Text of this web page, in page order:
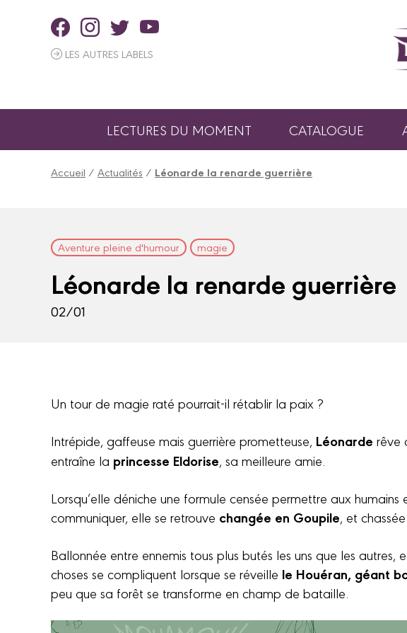
LES AUTRES LABELS
LECTURES DU MOMENT CATALOGUE
Accueil / Actualités / Léonarde la renarde guerrière
Aventure pleine d'humour magie
Léonarde la renarde guerrière
02/01
Un tour de magie raté pourrait-il rétablir la paix ?
Intrépide, gaffeuse mais guerrière prometteuse, Léonarde rêve
entraîne la princesse Eldorise, sa meilleure amie.
Lorsqu’elle déniche une formule censée permettre aux humains
communiquer, elle se retrouve changée en Goupile, et
Ballonnée entre ennemis tous plus butés les uns que les autres,
choses se compliquent lorsque se réveille le Houéran, géant
peu que sa forêt se transforme en champ de bataille.